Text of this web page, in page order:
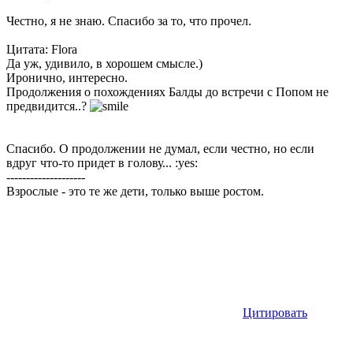
Честно, я не знаю. Спасибо за то, что прочел.
Цитата: Flora
Да уж, удивило, в хорошем смысле.)
Иронично, интересно.
Продолжения о похождениях Балды до встречи с Попом не
предвидится..?
Спасибо. О продолжении не думал, если честно, но если
вдруг что-то придет в голову... :yes:
--------------------
Взрослые - это те же дети, только выше ростом.
Цитировать